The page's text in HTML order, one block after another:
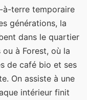
à-terre temporaire
générations, la
dans le quartier
à Forest, où la
de café bio et ses
On assiste à une
intérieur finit